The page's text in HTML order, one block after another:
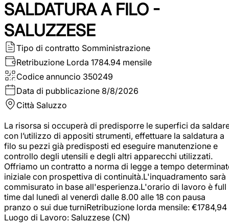
SALDATURA A FILO -
SALUZZESE
Tipo di contratto Somministrazione
Retribuzione Lorda 1784.94 mensile
Codice annuncio 350249
Data di pubblicazione 8/8/2026
Città Saluzzo
La risorsa si occuperà di predisporre le superfici da
con l’utilizzo di appositi strumenti, effettuare la saldatura a
filo su pezzi già predisposti ed eseguire manutenzione e
controllo degli utensili e degli altri apparecchi utilizzati.
Offriamo un contratto a norma di legge a tempo
iniziale con prospettiva di continuità.L'inquadramento sarà
commisurato in base all'esperienza.L'orario di lavoro è full
time dal lunedì al venerdì dalle 8.00 alle 18 con pausa
pranzo o sui due turniRetribuzione lorda mensile: €1784,94
Luogo di Lavoro: Saluzzese (CN)